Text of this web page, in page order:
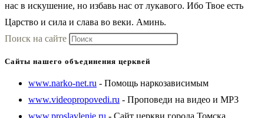
нас в искушение, но избавь нас от лукавого. Ибо Твое есть
Царство и сила и слава во веки. Аминь.
Поиск на сайте
чтобы
закрыть
Сайты нашего объединения церквей
www.narko-net.ru - Помощь наркозависимым
www.videopropovedi.ru - Проповеди на видео и MP3
www.proslavlenie.ru - Cайт церкви города Томска